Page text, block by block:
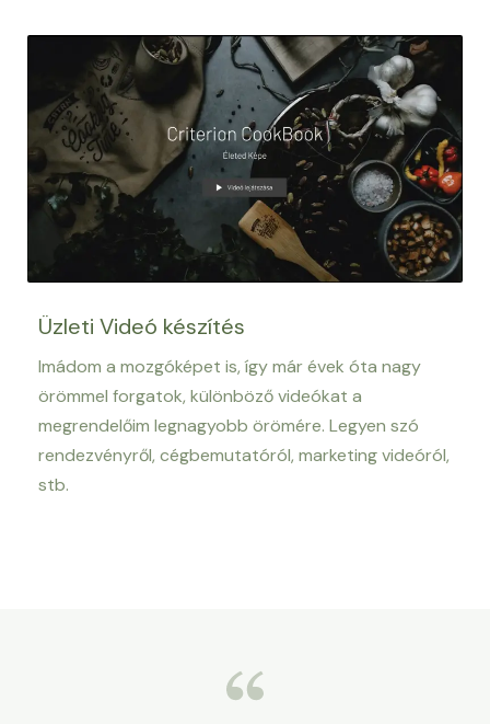
Üzleti Videó készítés
Imádom a mozgóképet is, így már évek óta nagy
örömmel forgatok, különböző videókat a
megrendelőim legnagyobb örömére. Legyen szó
rendezvényről, cégbemutatóról, marketing videóról,
stb.